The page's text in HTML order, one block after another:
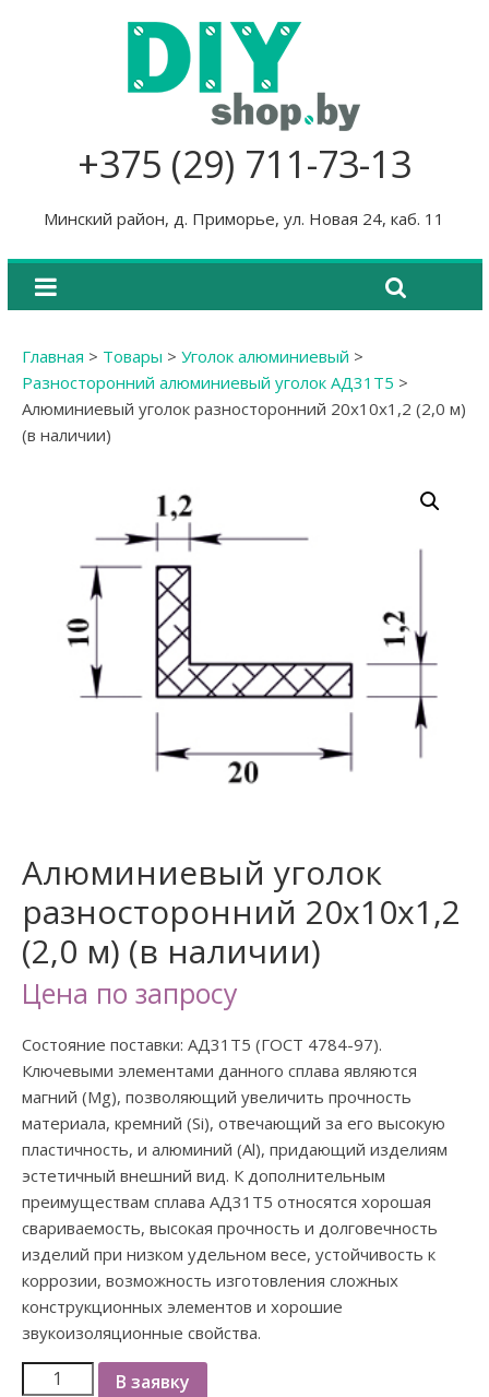
+375 (29) 711-73-13
Минский район, д. Приморье, ул. Новая 24, каб. 11
Главная > Товары > Уголок алюминиевый >
Разносторонний алюминиевый уголок АД31Т5 >
Алюминиевый уголок разносторонний 20х10х1,2 (2,0 м)
(в наличии)
Алюминиевый уголок
разносторонний 20х10х1,2
(2,0 м) (в наличии)
Цена по запросу
Состояние поставки: АД31Т5 (ГОСТ 4784-97).
Ключевыми элементами данного сплава являются
магний (Mg), позволяющий увеличить прочность
материала, кремний (Si), отвечающий за его высокую
пластичность, и алюминий (Al), придающий изделиям
эстетичный внешний вид. К дополнительным
преимуществам сплава АД31Т5 относятся хорошая
свариваемость, высокая прочность и долговечность
изделий при низком удельном весе, устойчивость к
коррозии, возможность изготовления сложных
конструкционных элементов и хорошие
звукоизоляционные свойства.
В заявку